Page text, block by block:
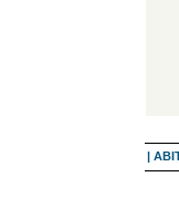
|